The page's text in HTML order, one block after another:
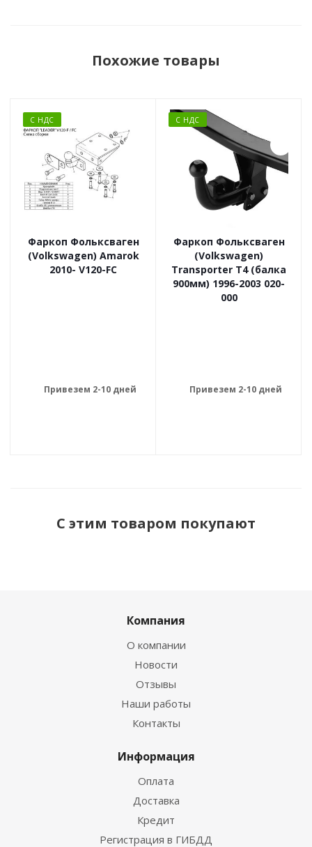
Похожие товары
С НДС
Фаркоп Фольксваген
(Volkswagen) Amarok
2010- V120-FC
Привезем 2-10 дней
С НДС
Фаркоп Фольксваген
(Volkswagen)
Transporter T4 (балка
900мм) 1996-2003 020-
000
Привезем 2-10 дней
С этим товаром покупают
Компания
О компании
Новости
Отзывы
Наши работы
Контакты
Информация
Оплата
Доставка
Кредит
Регистрация в ГИБДД